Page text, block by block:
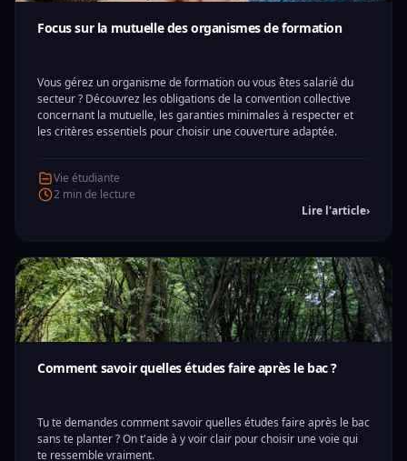
Focus sur la mutuelle des organismes de formation
Vous gérez un organisme de formation ou vous êtes salarié du
secteur ? Découvrez les obligations de la convention collective
concernant la mutuelle, les garanties minimales à respecter et
les critères essentiels pour choisir une couverture adaptée.
Vie étudiante
2 min de lecture
Lire l'article›
Comment savoir quelles études faire après le bac ?
Tu te demandes comment savoir quelles études faire après le bac
sans te planter ? On t'aide à y voir clair pour choisir une voie qui
te ressemble vraiment.